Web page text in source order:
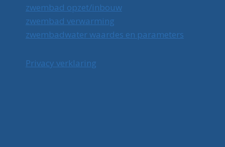
zwembad opzet/inbouw
zwembad verwarming
zwembadwater waardes en parameters
Privacy verklaring